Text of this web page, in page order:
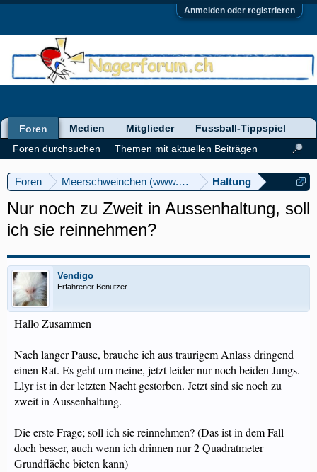
Anmelden oder registrieren
Foren Meerschweinchen (www.meerschweinforum.ch)
Haltung
Nur noch zu Zweit in Aussenhaltung, soll
ich sie reinnehmen?
Vendigo
Erfahrener Benutzer
Hallo Zusammen
Nach langer Pause, brauche ich aus traurigem Anlass dringend
einen Rat. Es geht um meine, jetzt leider nur noch beiden Jungs.
Llyr ist in der letzten Nacht gestorben. Jetzt sind sie noch zu
zweit in Aussenhaltung.
Die erste Frage; soll ich sie reinnehmen? (Das ist in dem Fall
doch besser, auch wenn ich drinnen nur 2 Quadratmeter
Grundfläche bieten kann)
Foren
Foren durchsuchen
Themen mit aktuellen Beiträgen
Medien Mitglieder Fussball-Tippspiel